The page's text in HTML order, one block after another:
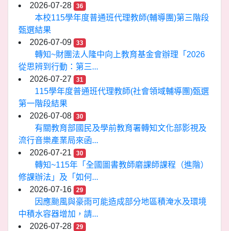
2026-07-28
36
本校115學年度普通班代理教師(輔導團)第三階段
甄選結果
2026-07-09
33
轉知~財團法人隆中向上教育基金會辦理「2026
從思辨到行動：第三...
2026-07-27
31
115學年度普通班代理教師(社會領域輔導團)甄選
第一階段結果
2026-07-08
30
有關教育部國民及學前教育署轉知文化部影視及
流行音樂產業局來函...
2026-07-21
30
轉知~115年「全國圖書教師磨課師課程（進階）
修課辦法」及「如何...
2026-07-16
29
因應颱風與豪雨可能造成部分地區積淹水及環境
中積水容器增加，請...
2026-07-28
29